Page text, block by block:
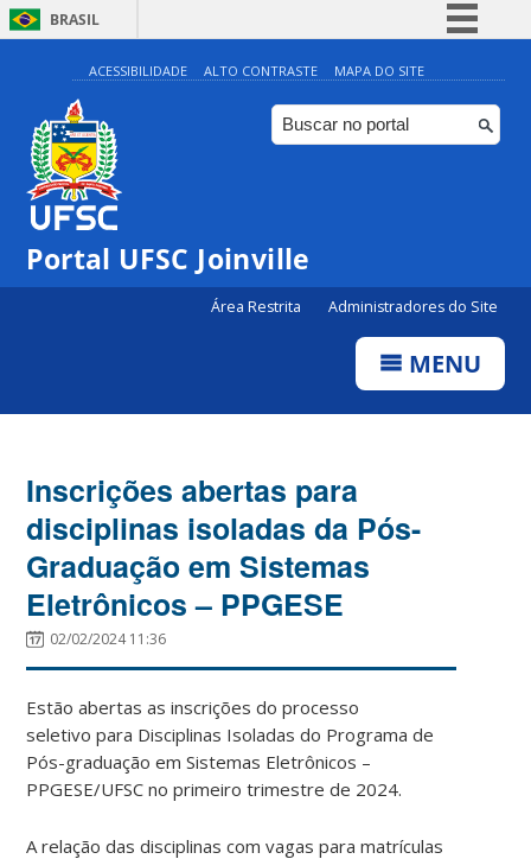
BRASIL
Simplifique!
Comunica BR
Participe
ACESSIBILIDADE ALTO CONTRASTE MAPA DO SITE
Portal UFSC Joinville
Área Restrita Administradores do Site
MENU
Inscrições abertas para
disciplinas isoladas da Pós-
Graduação em Sistemas
Eletrônicos – PPGESE
02/02/2024 11:36
Estão abertas as inscriçõesdo processo
seletivopara Disciplinas Isoladas do Programa de
Pós-graduação em Sistemas Eletrônicos –
PPGESE/UFSC no primeiro trimestre de 2024.
A relação das disciplinas com vagas para matrículas